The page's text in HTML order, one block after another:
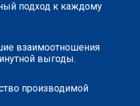
подход к каждому
взаимоотношения
выгоды.
производимой